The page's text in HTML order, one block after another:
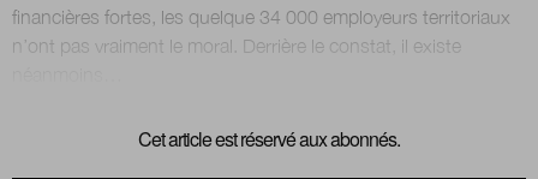
financières fortes, les quelque 34 000 employeurs territoriaux
n’ont pas vraiment le moral. Derrière le constat, il existe
Cet article est réservé aux abonnés.